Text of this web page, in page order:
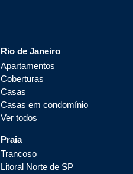
Rio de Janeiro
Apartamentos
Coberturas
Casas
Casas em condomínio
Ver todos
Praia
Trancoso
Litoral Norte de SP